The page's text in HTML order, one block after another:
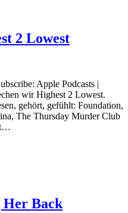
2 Lowest
Apple Podcasts |
wir Highest 2 Lowest.
gehört, gefühlt: Foundation,
The Thursday Murder Club
Her Back